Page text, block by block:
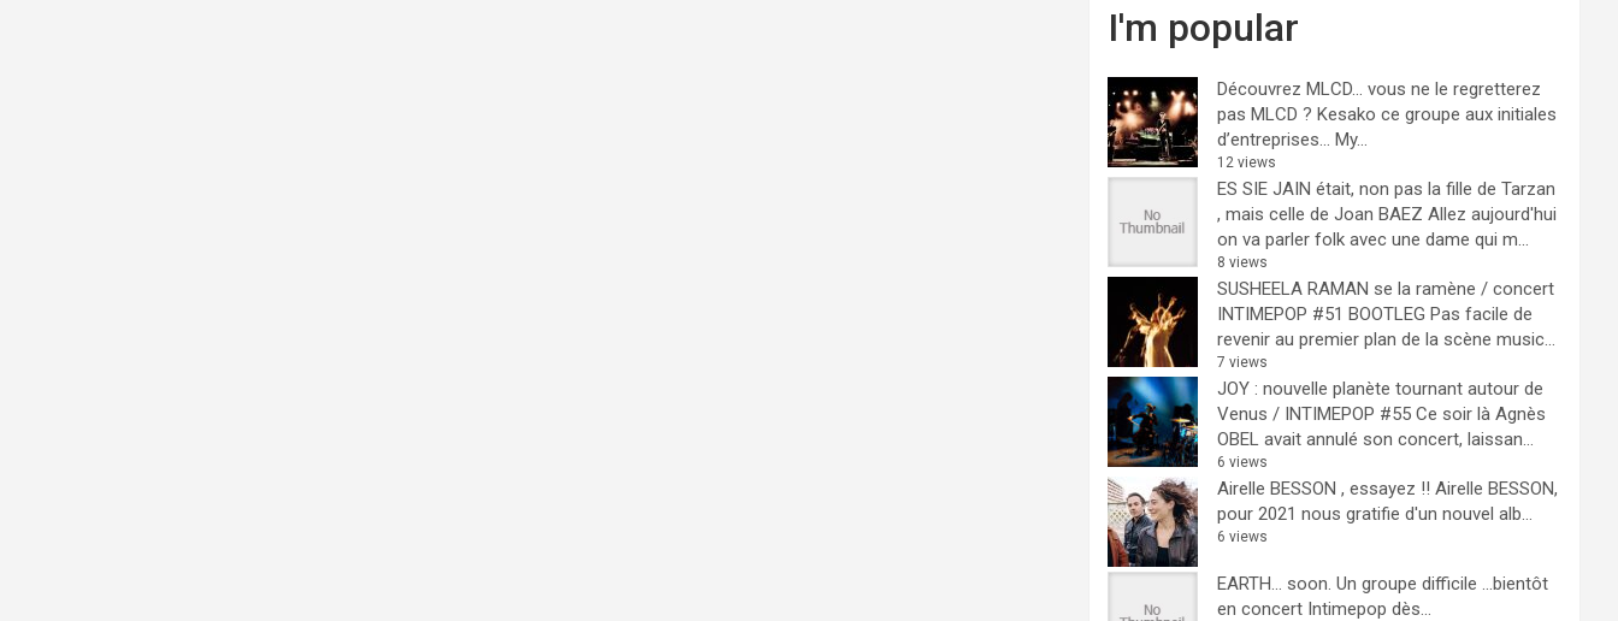
I'm popular
Découvrez MLCD… vous ne le regretterez
pas MLCD ? Kesako ce groupe aux initiales
d’entreprises… My...
12 views
ES SIE JAIN était, non pas la fille de Tarzan
, mais celle de Joan BAEZ Allez aujourd'hui
on va parler folk avec une dame qui m...
8 views
SUSHEELA RAMAN se la ramène / concert
INTIMEPOP #51 BOOTLEG Pas facile de
revenir au premier plan de la scène music...
7 views
JOY : nouvelle planète tournant autour de
Venus / INTIMEPOP #55 Ce soir là Agnès
OBEL avait annulé son concert, laissan...
6 views
Airelle BESSON , essayez !! Airelle BESSON,
pour 2021 nous gratifie d'un nouvel alb...
6 views
EARTH… soon. Un groupe difficile ...bientôt
en concert Intimepop dès...